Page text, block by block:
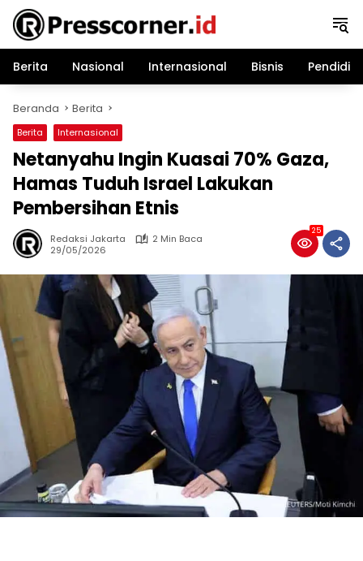
Langsung
konten
Berita
Nasional Internasional Bisnis
Beranda Berita
Berita Internasional
Netanyahu Ingin Kuasai 70% Gaza,
Hamas Tuduh Israel Lakukan
Pembersihan Etnis
Redaksi Jakarta
2 Min Baca
29/05/2026
25